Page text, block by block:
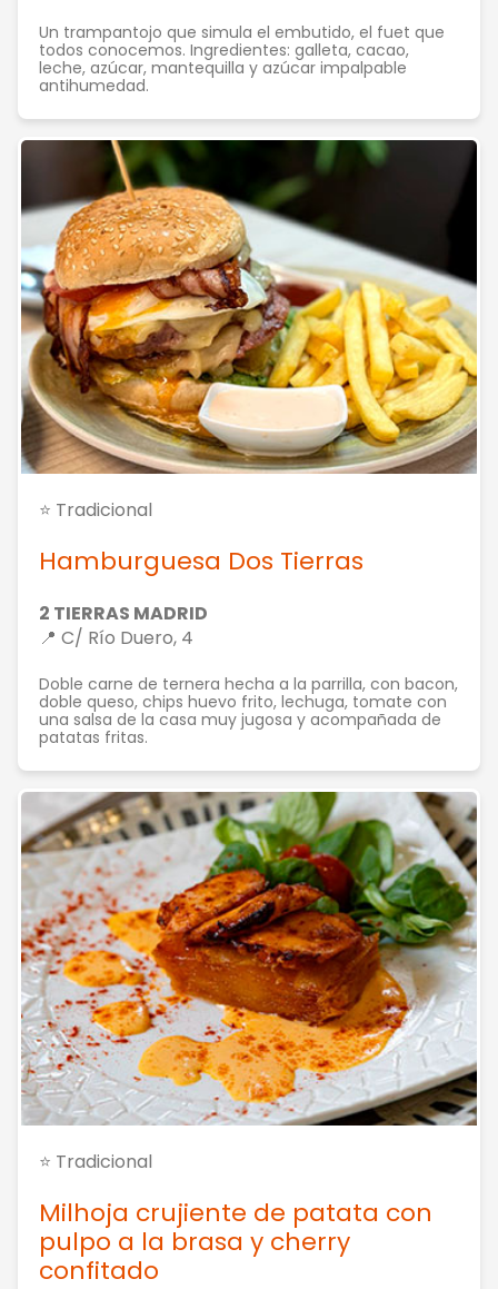
Un trampantojo que simula el embutido, el fuet que
todos conocemos. Ingredientes: galleta, cacao,
leche, azúcar, mantequilla y azúcar impalpable
antihumedad.
⭐ Tradicional
Hamburguesa Dos Tierras
2 TIERRAS MADRID
📍 C/ Río Duero, 4
Doble carne de ternera hecha a la parrilla, con bacon,
doble queso, chips huevo frito, lechuga, tomate con
una salsa de la casa muy jugosa y acompañada de
patatas fritas.
⭐ Tradicional
Milhoja crujiente de patata con
pulpo a la brasa y cherry
confitado